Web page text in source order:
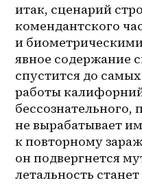
итак, сценарий
комендантского
и
явное содержание
спустится до
работы
бессознательного,
не вырабатывает
к повторному
он подвергнется
летальность